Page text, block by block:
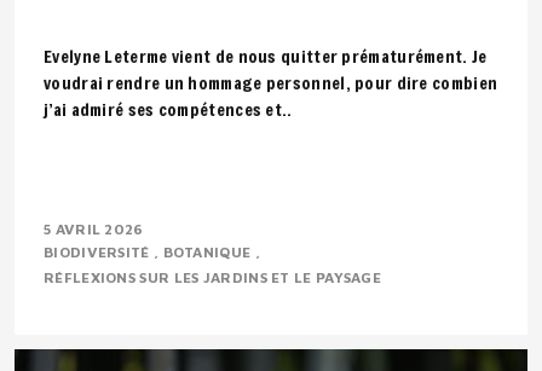
Evelyne Leterme vient de nous quitter prématurément. Je
voudrai rendre un hommage personnel, pour dire combien
j’ai admiré ses compétences et..
5 AVRIL 2026
BIODIVERSITÉ
BOTANIQUE
RÉFLEXIONS SUR LES JARDINS ET LE PAYSAGE